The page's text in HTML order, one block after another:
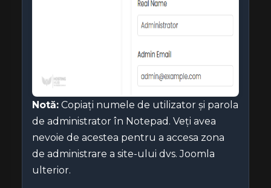
Notă: Copiați numele de utilizator și parola
de administrator în Notepad. Veți avea
nevoie de acestea pentru a accesa zona
de administrare a site-ului dvs. Joomla
ulterior.